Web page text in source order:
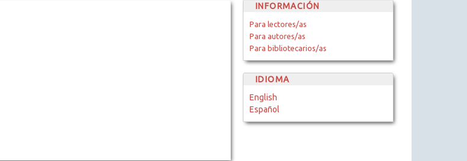
INFORMACIÓN
Para lectores/as
Para autores/as
Para bibliotecarios/as
IDIOMA
English
Español